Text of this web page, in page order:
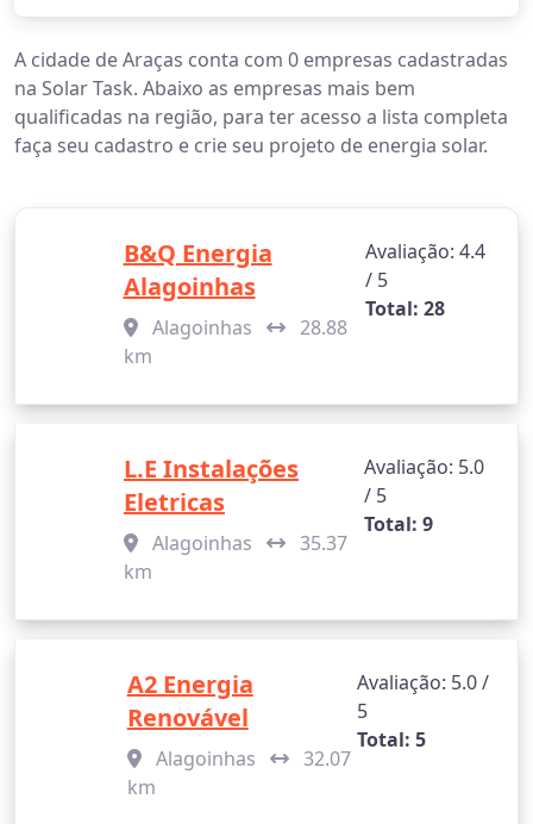
A cidade de Araças conta com 0 empresas cadastradas
na Solar Task. Abaixo as empresas mais bem
qualificadas na região, para ter acesso a lista completa
faça seu cadastro e crie seu projeto de energia solar.
B&Q Energia
Alagoinhas
Alagoinhas
28.88
km
Avaliação: 4.4
/ 5
Total: 28
L.E Instalações
Eletricas
Alagoinhas
35.37
km
Avaliação: 5.0
/ 5
Total: 9
A2 Energia
Renovável
Alagoinhas
32.07
km
Avaliação: 5.0 /
5
Total: 5